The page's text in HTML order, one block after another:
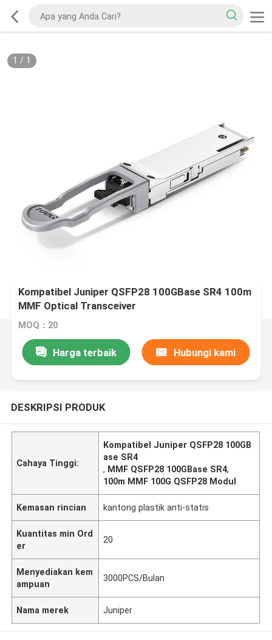
1 / 1
Kompatibel Juniper QSFP28 100GBase SR4 100m
MMF Optical Transceiver
MOQ：20
Harga terbaik Hubungi kami
DESKRIPSI PRODUK
Cahaya Tinggi:
Kompatibel Juniper QSFP28 100GB
ase SR4
, MMF QSFP28 100GBase SR4,
100m MMF 100G QSFP28 Modul
Kemasan rincian kantong plastik anti-statis
Kuantitas min Ord
er
20
Menyediakan kem
ampuan
3000PCS/Bulan
Nama merek Juniper